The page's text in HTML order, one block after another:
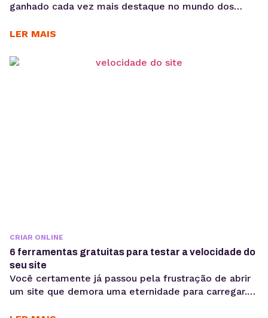
ganhado cada vez mais destaque no mundo dos
imprescindível. Assim, com o avanço da tecnologia e
empreender no ambiente digital se tornou uma
LER MAIS
CRIAR ONLINE
6 ferramentas gratuitas para testar a velocidade do
seu site
Você certamente já passou pela frustração de abrir
um site que demora uma eternidade para carregar.